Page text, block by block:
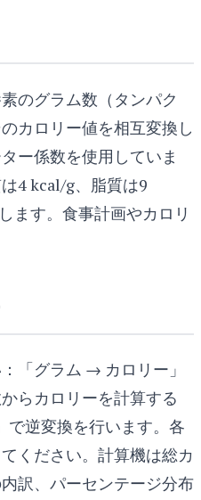
のグラム数（タンパク
カロリー値を相互変換し
ー係数を使用していま
4 kcal/g、脂質は9
ます。食事計画やカロリ
「グラム → カロリー」
らカロリーを計算する
逆変換を行います。各
ください。計算機は総カ
訳、パーセンテージ分布